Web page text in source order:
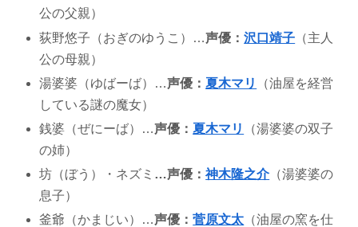
公の父親）
荻野悠子（おぎのゆうこ）…声優 ：沢口靖子 （主人
公の母親）
湯婆婆（ゆばーば）…声優 ：夏木マリ
（油屋を経営
している謎の魔女）
銭婆（ぜにーば）…声優 ：夏木マリ
（湯婆婆の双子
の姉）
坊（ぼう）・ネズミ …声優 ：神木隆之介（湯婆婆の
息子）
釜爺（かまじい）…声優 ：菅原文太 （油屋の窯を仕